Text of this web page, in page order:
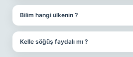
Bilim hangi ülkenin ?
Kelle söğüş faydalı mı ?